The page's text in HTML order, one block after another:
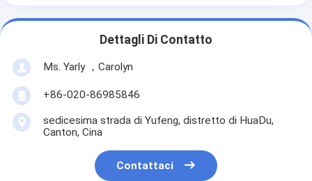
Dettagli Di Contatto
Ms. Yarly ，Carolyn
+86-020-86985846
sedicesima strada di Yufeng, distretto di HuaDu,
Canton, Cina
Contattaci